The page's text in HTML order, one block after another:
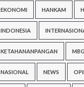
EKONOMI HANKAM
INDONESIA
KETAHANANPANGAN MBG
NASIONAL NEWS